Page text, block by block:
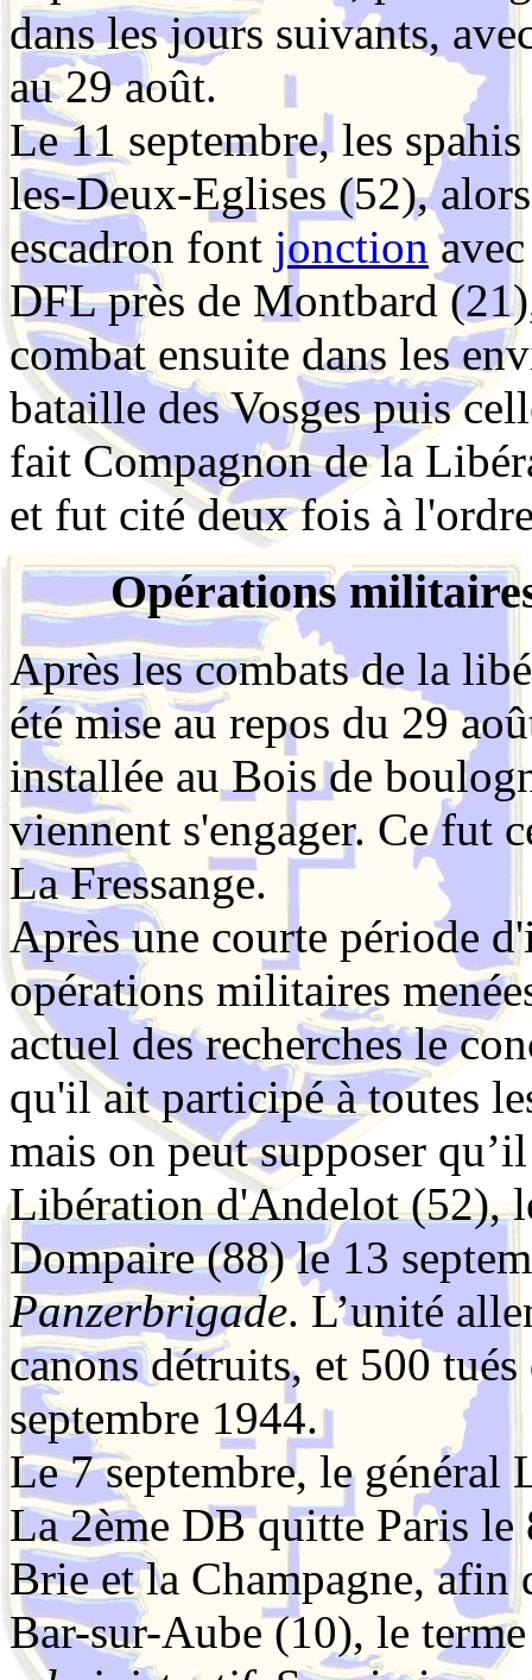
dans les jours suivants,
au 29 août.
Le 11 septembre, les
les-Deux-Eglises (52),
escadron font jonction
DFL près de Montbard
combat ensuite dans les
bataille des Vosges puis
fait Compagnon de la
et fut cité deux fois à
Opérations
Après les combats de la
été mise au repos du 29
installée au Bois de
viennent s'engager. Ce fut
La Fressange.
Après une courte période
opérations militaires
actuel des recherches le
qu'il ait participé à toutes
mais on peut supposer
Libération d'Andelot (52),
Dompaire (88) le 13
Panzerbrigade. L’unité
canons détruits, et 500
septembre 1944.
Le 7 septembre, le général
La 2ème DB quitte Paris le
Brie et la Champagne, afin
Bar-sur-Aube (10), le